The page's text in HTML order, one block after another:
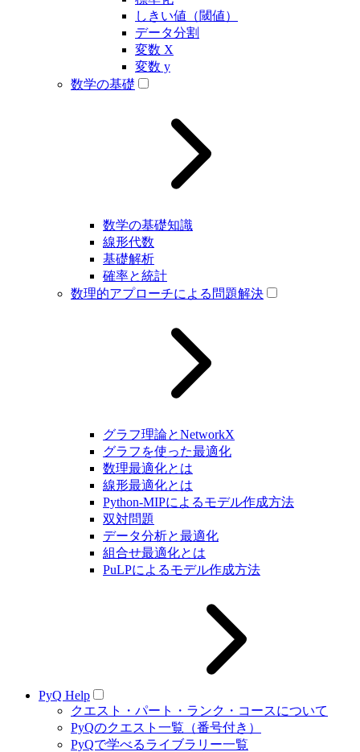
しきい値（閾値）
データ分割
変数 X
変数 y
数学の基礎
数学の基礎知識
線形代数
基礎解析
確率と統計
数理的アプローチによる問題解決
グラフ理論とNetworkX
グラフを使った最適化
数理最適化とは
線形最適化とは
Python-MIPによるモデル作成方法
双対問題
データ分析と最適化
組合せ最適化とは
PuLPによるモデル作成方法
PyQ Help
クエスト・パート・ランク・コースについて
PyQのクエスト一覧（番号付き）
PyQで学べるライブラリー一覧